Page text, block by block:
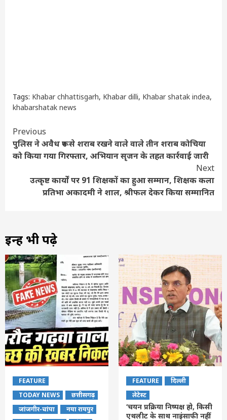
Tags: Khabar chhattisgarh, Khabar dilli, Khabar shatak indea,
khabarshatak news
Continue
Reading
Previous
पुलिस ने अवैध रूप से शराब रखने वाले वाले तीन शराब कोचिया
को किया गया गिरफ्तार, अभियान सृजन के तहत कार्रवाई जारी
Next
उत्कृष्ट कार्यों पर 91 शिक्षकों का हुआ सम्मान, शिक्षक कला
प्रतिभा अकादमी ने शाल, श्रीफल देकर किया सम्मानित
इन्हें भी पढ़े
FEATURE
TODAY NEWS
छत्तीसगढ़
जांजगीर-चांपा
नया रायपुर
FEATURE
दिल्ली
लेटेस्ट
‘चयन प्रक्रिया निष्पक्ष हो, किसी
एथलीट के साथ नाइंसाफी नहीं